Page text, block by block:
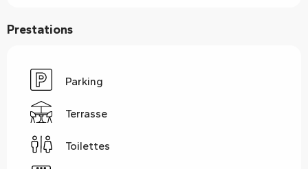
Prestations
Parking
Terrasse
Toilettes